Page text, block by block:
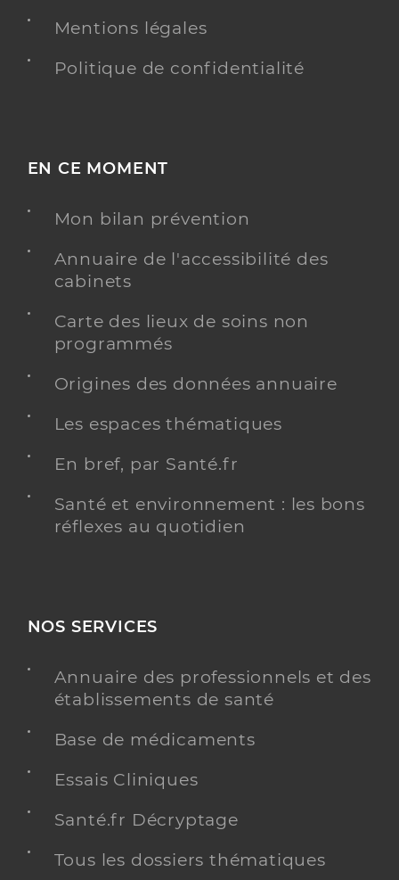
Mentions légales
Politique de confidentialité
EN CE MOMENT
Mon bilan prévention
Annuaire de l'accessibilité des
cabinets
Carte des lieux de soins non
programmés
Origines des données annuaire
Les espaces thématiques
En bref, par Santé.fr
Santé et environnement : les bons
réflexes au quotidien
NOS SERVICES
Annuaire des professionnels et des
établissements de santé
Base de médicaments
Essais Cliniques
Santé.fr Décryptage
Tous les dossiers thématiques